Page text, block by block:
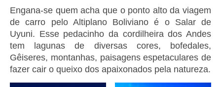
Engana-se quem acha que o ponto alto da viagem
de carro pelo Altiplano Boliviano é o Salar de
Uyuni. Esse pedacinho da cordilheira dos Andes
tem lagunas de diversas cores, bofedales,
Gêiseres, montanhas, paisagens espetaculares de
fazer cair o queixo dos apaixonados pela natureza.